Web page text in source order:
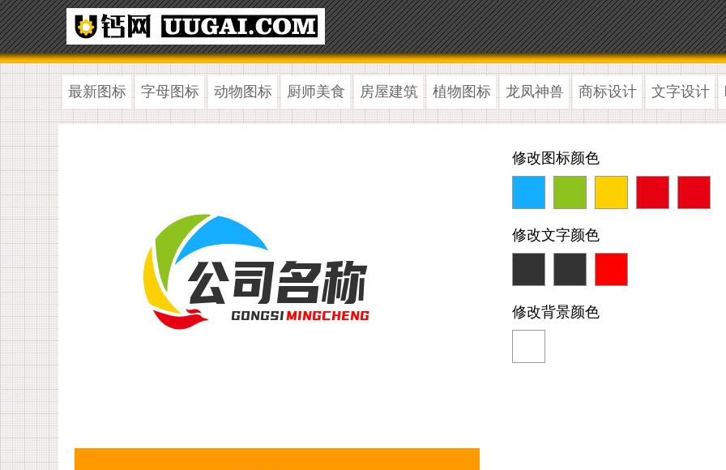
最新图标 字母图标 动物图标 厨师美食 房屋建筑 植物图标 龙凤神兽 商标设计 文字设计